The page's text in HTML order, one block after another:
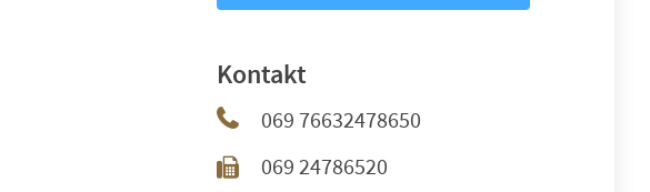
Kontakt
069 76632478650
069 24786520